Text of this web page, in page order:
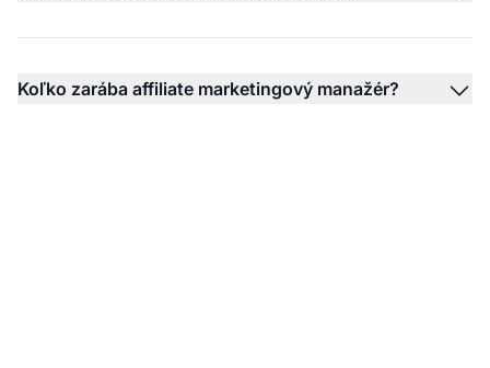
Koľko zarába affiliate marketingový manažér?